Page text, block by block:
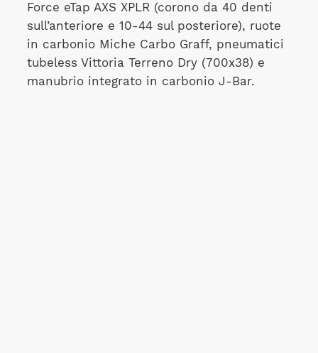
Force eTap AXS XPLR (corono da 40 denti
sull’anteriore e 10-44 sul posteriore), ruote
in carbonio Miche Carbo Graff, pneumatici
tubeless Vittoria Terreno Dry (700x38) e
manubrio integrato in carbonio J-Bar.